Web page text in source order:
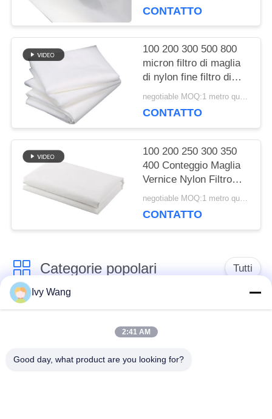
PRIVACY
POLICY
CONTATTO
100 200 300 500 800
micron filtro di maglia
di nylon fine filtro di
stoffa per succo di latte
alimentare filtro di
negotiable MOQ:1 metro quadrato
CONTATTO
100 200 250 300 350
400 Conteggio Maglia
Vernice Nylon Filtro
Maglia Tessuto Tessutonegotiable MOQ:1 metro quadrato
CONTATTO
Categorie popolari Tutti
cinghia della rete
della maglia
Ivy Wang
2:41 AM
Good day, what product are you looking for?